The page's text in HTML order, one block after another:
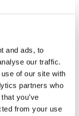
and ads, to
our traffic.
of our site with
partners who
you’ve
from your use
hun
zullen de
gedreven